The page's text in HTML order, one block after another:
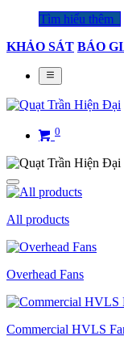
Tìm hiểu thêm​​​​​​​​
KHẢO SÁT BÁO
0
All products
Overhead Fans
Commercial HVLS